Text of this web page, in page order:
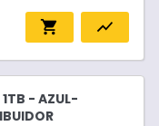
shopping_cart show_chart
1TB - AZUL-